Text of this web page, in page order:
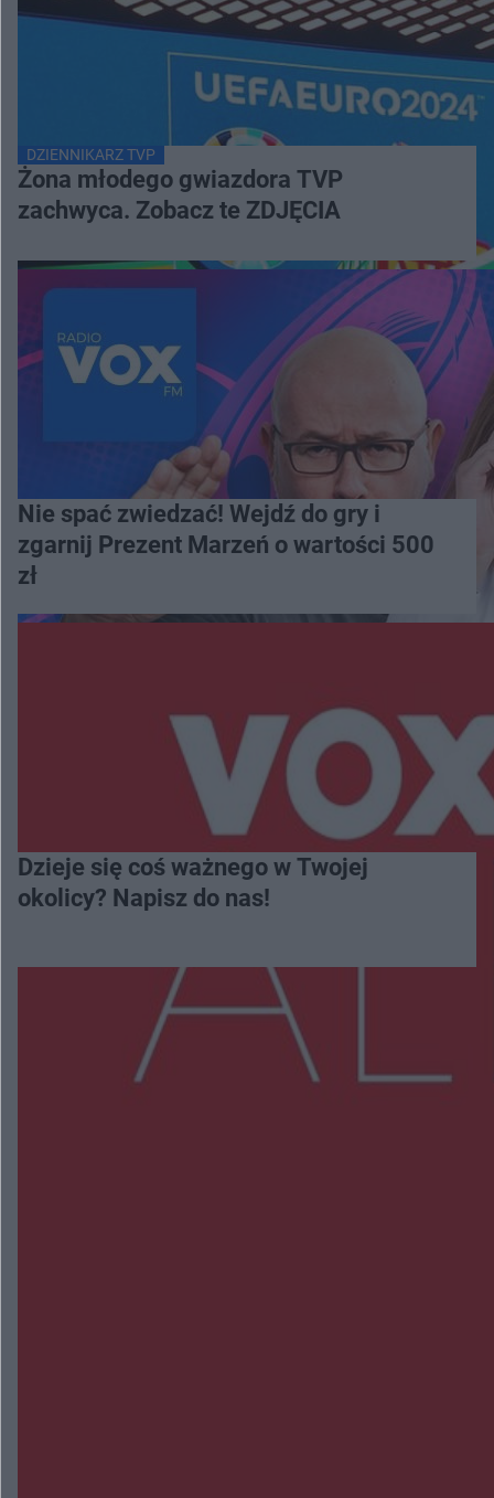
DZIENNIKARZ TVP
Żona młodego gwiazdora TVP
zachwyca. Zobacz te ZDJĘCIA
Nie spać zwiedzać! Wejdź do gry i
zgarnij Prezent Marzeń o wartości 500
zł
Dzieje się coś ważnego w Twojej
okolicy? Napisz do nas!
Więcej